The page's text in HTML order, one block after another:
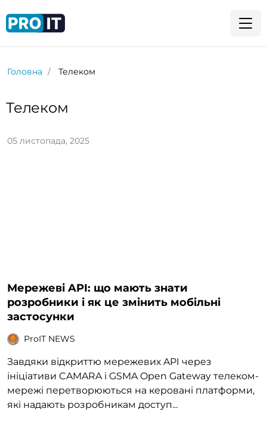
Головна Телеком
Телеком
05 листопада, 2025
Мережеві API: що мають знати
розробники і як це змінить мобільні
застосунки
ProIT NEWS
Завдяки відкриттю мережевих API через
ініціативи CAMARA і GSMA Open Gateway телеком-
мережі перетворюються на керовані платформи,
які надають розробникам доступ...